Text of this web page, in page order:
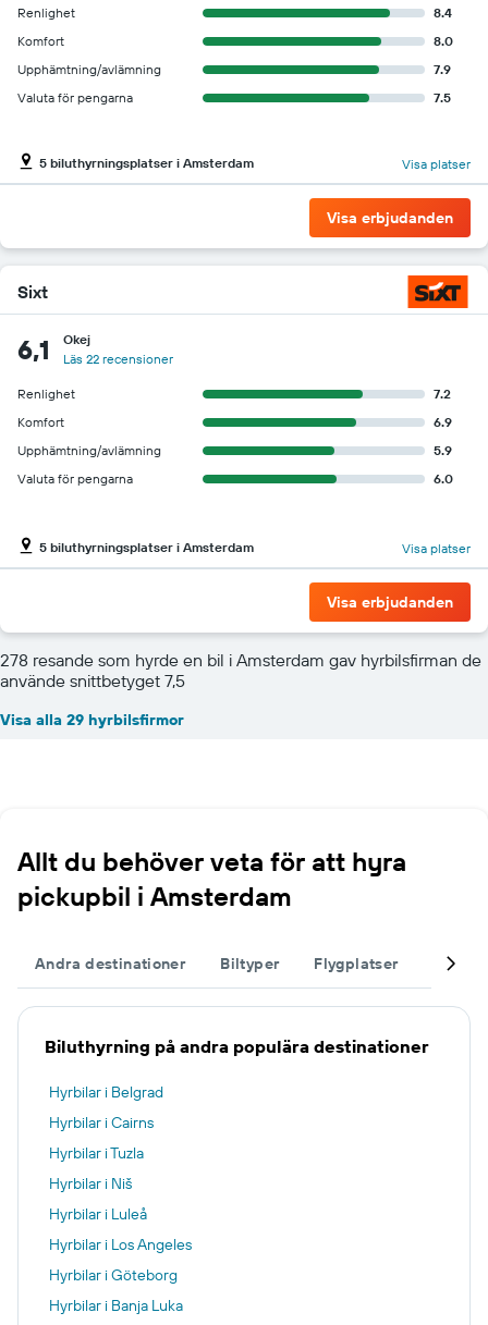
Renlighet
8.4
Komfort
8.0
Upphämtning/avlämning
7.9
Valuta för pengarna
7.5
5 biluthyrningsplatser i Amsterdam Visa platser
Visa erbjudanden
Sixt
6,1
Okej
Läs 22 recensioner
Renlighet
7.2
Komfort
6.9
Upphämtning/avlämning
5.9
Valuta för pengarna
6.0
5 biluthyrningsplatser i Amsterdam Visa platser
Visa erbjudanden
278 resande som hyrde en bil i Amsterdam gav hyrbilsfirman de
använde snittbetyget 7,5
Visa alla 29 hyrbilsfirmor
Allt du behöver veta för att hyra
pickupbil i Amsterdam
Andra destinationer Biltyper Flygplatser
Biluthyrning på andra populära destinationer
Hyrbilar i Belgrad
Hyrbilar i Cairns
Hyrbilar i Tuzla
Hyrbilar i Niš
Hyrbilar i Luleå
Hyrbilar i Los Angeles
Hyrbilar i Göteborg
Hyrbilar i Banja Luka